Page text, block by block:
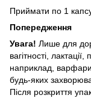
Приймати по 1
Попередження
Увага! Лише для
вагітності,
наприклад,
будь-яких
Після розкриття